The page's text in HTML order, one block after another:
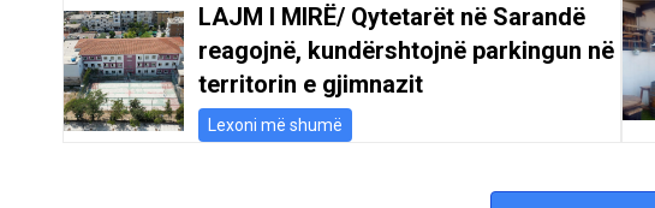
LAJM I MIRË/ Qytetarët në Sarandë
reagojnë, kundërshtojnë parkingun në
territorin e gjimnazit
Lexoni më shumë